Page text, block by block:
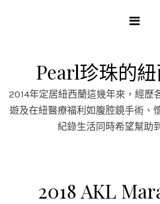
Pearl珍珠的
2014年定居紐西蘭這幾年來，經歷
遊及在紐醫療福利如腹腔鏡手術、
紀錄生活同時希望幫助
2018 AKL